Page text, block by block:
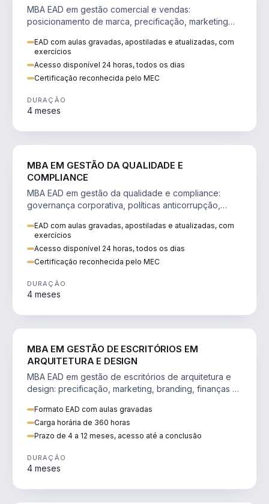
MBA EAD em gestão comercial e vendas:
posicionamento de marca, precificação, marketing
EAD com aulas gravadas, apostiladas e atualizadas, com
exercícios
Acesso disponível 24 horas, todos os dias
Certificação reconhecida pelo MEC
DURAÇÃO
4 meses
MBA EM GESTÃO DA QUALIDADE E
COMPLIANCE
MBA EAD em gestão da qualidade e compliance:
governança corporativa, políticas anticorrupção,
EAD com aulas gravadas, apostiladas e atualizadas, com
exercícios
Acesso disponível 24 horas, todos os dias
Certificação reconhecida pelo MEC
DURAÇÃO
4 meses
MBA EM GESTÃO DE ESCRITÓRIOS EM
ARQUITETURA E DESIGN
MBA EAD em gestão de escritórios de arquitetura e
design: precificação, marketing, branding, finanças e
Formato EAD com aulas gravadas
Carga horária de 360 horas
Prazo de 4 a 12 meses, acesso até a conclusão
DURAÇÃO
4 meses